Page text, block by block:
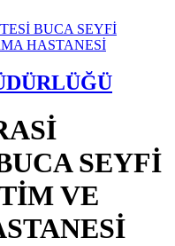
SEYFİ
VE